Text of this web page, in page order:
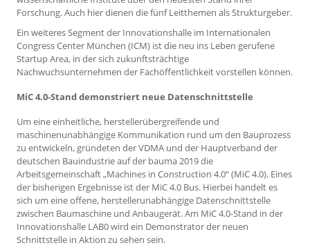
Forschung. Auch hier dienen die fünf Leitthemen als Strukturgeber.
Ein weiteres Segment der Innovationshalle im Internationalen
Congress Center München (ICM) ist die neu ins Leben gerufene
Startup Area, in der sich zukunftsträchtige
Nachwuchsunternehmen der Fachöffentlichkeit vorstellen können.
MiC 4.0-Stand demonstriert neue Datenschnittstelle
Um eine einheitliche, herstellerübergreifende und
maschinenunabhängige Kommunikation rund um den Bauprozess
zu entwickeln, gründeten der VDMA und der Hauptverband der
deutschen Bauindustrie auf der bauma 2019 die
Arbeitsgemeinschaft „Machines in Construction 4.0“ (MiC 4.0). Eines
der bisherigen Ergebnisse ist der MiC 4.0 Bus. Hierbei handelt es
sich um eine offene, herstellerunabhängige Datenschnittstelle
zwischen Baumaschine und Anbaugerät. Am MiC 4.0-Stand in der
Innovationshalle LAB0 wird ein Demonstrator der neuen
Schnittstelle in Aktion zu sehen sein.